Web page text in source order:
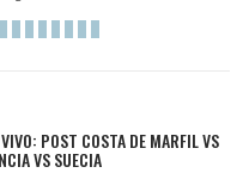
POST COSTA DE MARFIL VS
VS SUECIA